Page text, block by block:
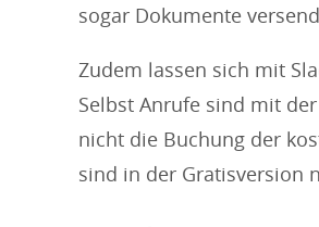
sogar Dokumente
Zudem lassen sich mit
Selbst Anrufe sind mit
nicht die Buchung der
sind in der Gratisversion